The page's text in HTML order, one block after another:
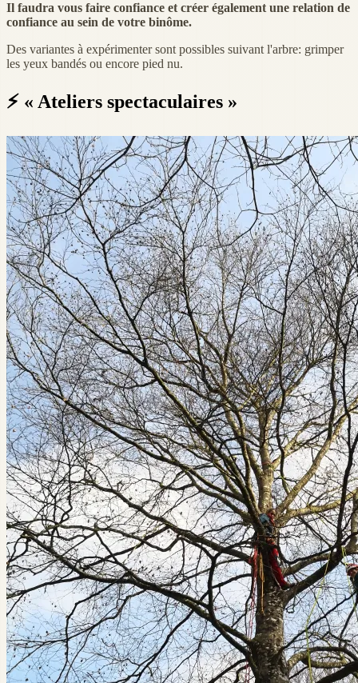
Il faudra vous faire confiance et créer également une relation de
confiance au sein de votre binôme.
Des variantes à expérimenter sont possibles suivant l'arbre: grimper
les yeux bandés ou encore pied nu.
⚡ « Ateliers spectaculaires »